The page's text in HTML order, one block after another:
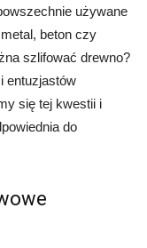
używane
beton czy
szlifować drewno?
entuzjastów
się tej kwestii i
do